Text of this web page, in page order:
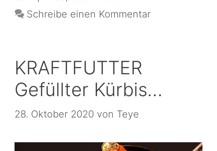
Schreibe einen Kommentar
KRAFTFUTTER
Gefüllter Kürbis…
28. Oktober 2020 von Teye